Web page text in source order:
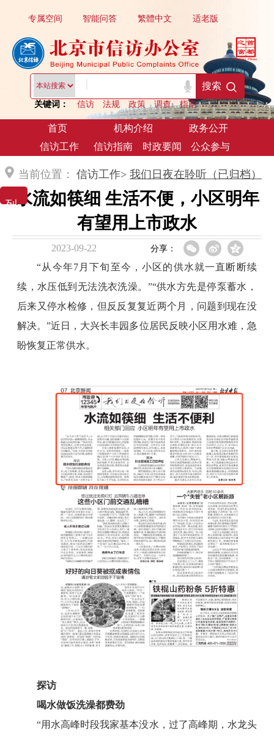
关键词： 信访 法规 政策 调查 指南
搜索
繁體中文
专属空间 适老版
智能问答
首页 机构介绍
政务公开
信访工作
信访指南 时政要闻 公众参与
当前位置： 信访工作> 我们日夜在聆听（已归档）
水流如筷细 生活不便，小区明年
有望用上市政水
2023-09-22 分享：
“从今年7月下旬至今，小区的供水就一直断断续
续，水压低到无法洗衣洗澡。”“供水方先是停泵蓄水，
后来又停水检修，但反反复复近两个月，问题到现在没
解决。”近日，大兴长丰园多位居民反映小区用水难，急
盼恢复正常供水。
探访
喝水做饭洗澡都费劲
“用水高峰时段我家基本没水，过了高峰期，水龙头